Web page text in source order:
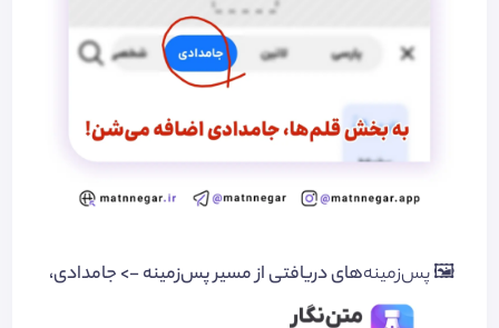
🖼پس‌زمینه‌های دریافتی از مسیر پس‌زمینه -> جامدادی،